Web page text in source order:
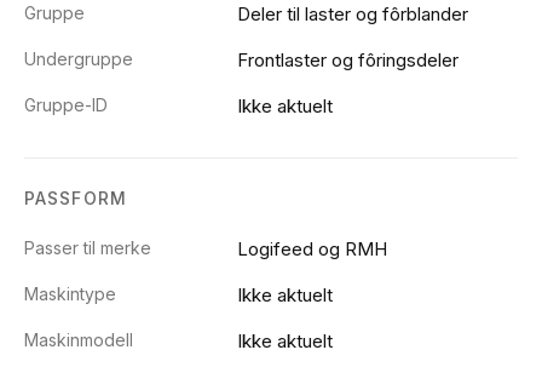
Gruppe Deler til laster og fôrblander
Undergruppe Frontlaster og fôringsdeler
Gruppe-ID Ikke aktuelt
PASSFORM
Passer til merke Logifeed og RMH
Maskintype Ikke aktuelt
Maskinmodell Ikke aktuelt